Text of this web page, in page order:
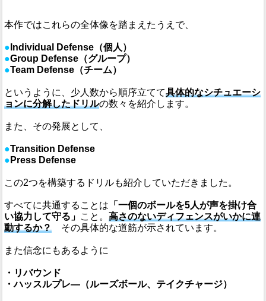
本作ではこれらの全体像を踏まえたうえで、
● Individual Defense（個人）
●Group Defense（グループ）
●Team Defense（チーム）
というように、少人数から順序立てて具体的なシチュエーシ
ョンに分解したドリルの数々を紹介します。
また、その発展として、
●Transition Defense
● Press Defense
この2つを構築するドリルも紹介していただきました。
すべてに共通することは 「一個のボールを5人が声を掛け合
い協力して守る」 こと。 高さのないディフェンスがいかに連
動するか？ その具体的な道筋が示されています。
また信念にもあるように
・リバウンド
・ハッスルプレ―（ルーズボール、テイクチャージ）